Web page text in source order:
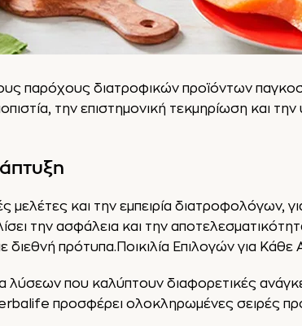
παρόχους διατροφικών προϊόντων
την επιστημονική τεκμηρίωση και
και την εμπειρία διατροφολόγων,
την ασφάλεια και την
πρότυπα.Ποικιλία Επιλογών για Κάθε
λύσεων που καλύπτουν διαφορετικές
προσφέρει ολοκληρωμένες σειρές